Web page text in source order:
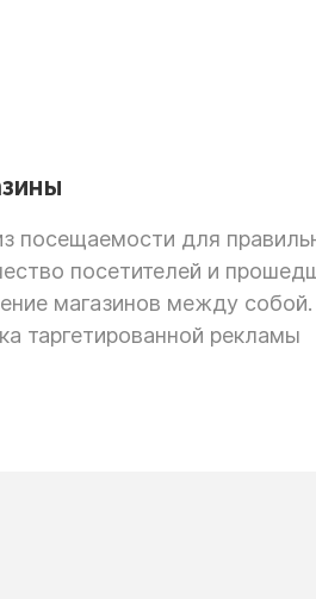
посещаемости для
посетителей и
магазинов между
таргетированной рекламы